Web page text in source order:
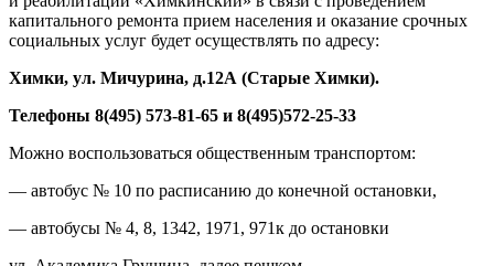
капитального ремонта прием населения и оказание срочных
социальных услуг будет осуществлять по адресу:
Химки, ул. Мичурина, д.12А (Старые Химки).
Телефоны 8(495) 573-81-65 и 8(495)572-25-33
Можно воспользоваться общественным транспортом:
— автобус № 10 по расписанию до конечной остановки,
— автобусы № 4, 8, 1342, 1971, 971к до остановки